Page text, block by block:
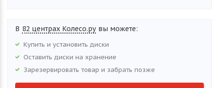
В 82 центрах Колесо.ру вы можете:
Купить и установить диски
Оставить диски на хранение
Зарезервировать товар и забрать позже